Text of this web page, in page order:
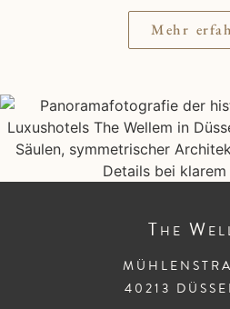
Mehr
The
40213